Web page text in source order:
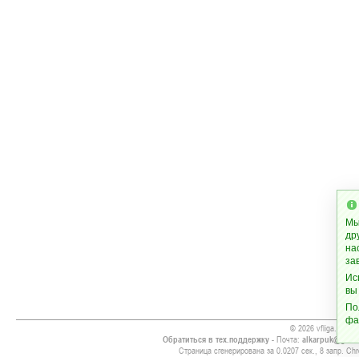
© 2026 vfliga.com
Обратиться в тех.поддержку- Почта:
Страница сгенерирована за 0.0207 сек., 8 запр.
вы